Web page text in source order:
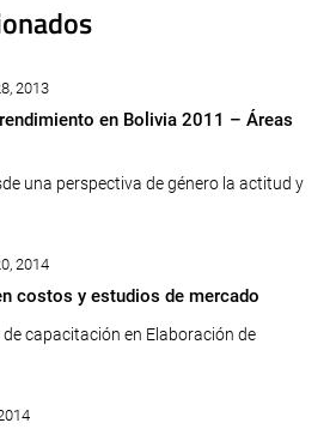
2013
en Bolivia 2011 – Áreas
una perspectiva de género la actitud y
2014
costos y estudios de mercado
capacitación en Elaboración de